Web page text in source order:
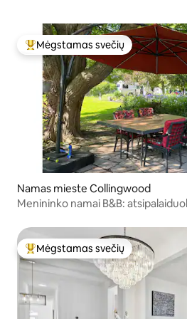
Svečių mėgstamiausias
Mėgstamas svečių
Namas mieste Collingwood
Menininko namai B&B:
Svečių mėgstamiausias
Mėgstamas svečių